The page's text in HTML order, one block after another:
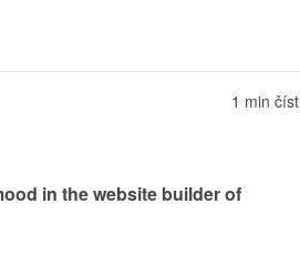
1 min číst
You can embed calendars from Bookingmood in the website builder of